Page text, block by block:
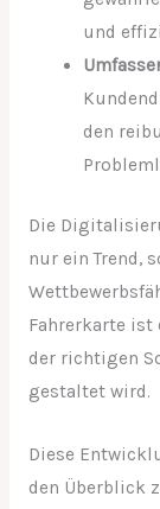
und
den
Die
nur ein Trend,
Fahrerkarte ist
der richtigen
gestaltet wird.
Diese
den Überblick